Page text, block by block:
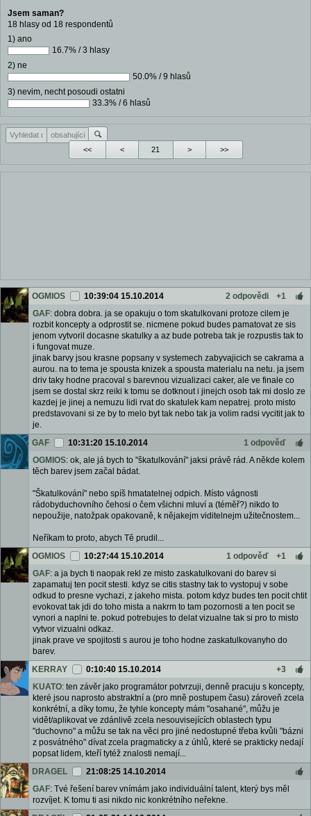
Jsem saman?
18 hlasy od 18 respondentů
1) ano
16.7% / 3 hlasy
2) ne
50.0% / 9 hlasů
3) nevim, necht posoudi ostatni
33.3% / 6 hlasů
<< < > >>
OGMIOS 10:39:04 15.10.2014 2 odpovědi
+1
GAF: dobra dobra. ja se opakuju o tom skatulkovani protoze cilem je
rozbit koncepty a odprostit se. nicmene pokud budes pamatovat ze sis
jenom vytvoril docasne skatulky a az bude potreba tak je rozpustis tak to
i fungovat muze.
jinak barvy jsou krasne popsany v systemech zabyvajicich se cakrama a
aurou. na to tema je spousta knizek a spousta materialu na netu. ja jsem
driv taky hodne pracoval s barevnou vizualizaci caker, ale ve finale co
jsem se dostal skrz reiki k tomu se dotknout i jinejch osob tak mi doslo ze
kazdej je jinej a nemuzu lidi rvat do skatulek kam nepatrej. proto misto
predstavovani si ze by to melo byt tak nebo tak ja volim radsi vycitit jak to
je.
GAF
10:31:20 15.10.2014
1 odpověď
OGMIOS: ok, ale já bych to "škatulkování" jaksi právě rád. A někde kolem
těch barev jsem začal bádat.
"Škatulkování" nebo spíš hmatatelnej odpich. Místo vágnosti
rádobyduchovního čehosi o čem všichni mluví a (téměř?) nikdo to
nepoužije, natožpak opakovaně, k nějakejm viditelnejm užitečnostem...
Neříkam to proto, abych Tě prudil...
OGMIOS
10:27:44 15.10.2014 1 odpověď
+1
GAF: a ja bych ti naopak rekl ze misto zaskatulkovani do barev si
zapamatuj ten pocit stesti. kdyz se citis stastny tak to vystopuj v sobe
odkud to presne vychazi, z jakeho mista. potom kdyz budes ten pocit chtit
evokovat tak jdi do toho mista a nakrm to tam pozornosti a ten pocit se
vynori a naplni te. pokud potrebujes to delat vizualne tak si pro to misto
vytvor vizualni odkaz.
jinak prave ve spojitosti s aurou je toho hodne zaskatulkovanyho do
barev.
KERRAY
0:10:40 15.10.2014
+3
KUATO: ten závěr jako programátor potvrzuji, denně pracuju s koncepty,
které jsou naprosto abstraktní a (pro mně postupem času) zároveň zcela
konkrétní, a díky tomu, že tyhle koncepty mám "osahané", můžu je
vidět/aplikovat ve zdánlivě zcela nesouvisejících oblastech typu
"duchovno" a můžu se tak na věci pro jiné nedostupné třeba kvůli "bázni
z posvátného" dívat zcela pragmaticky a z úhlů, které se prakticky nedají
popsat lidem, kteří tytéž znalosti nemají...
DRAGEL
21:08:25 14.10.2014
GAF: Tvé řešení barev vnímám jako individuální talent, který bys měl
rozvíjet. K tomu ti asi nikdo nic konkrétního neřekne.